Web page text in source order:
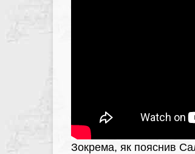
Зокрема, як пояснив